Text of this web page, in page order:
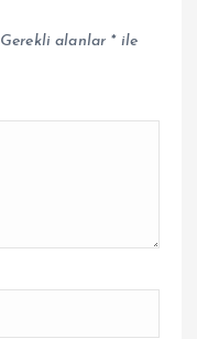
Gerekli alanlar *ile